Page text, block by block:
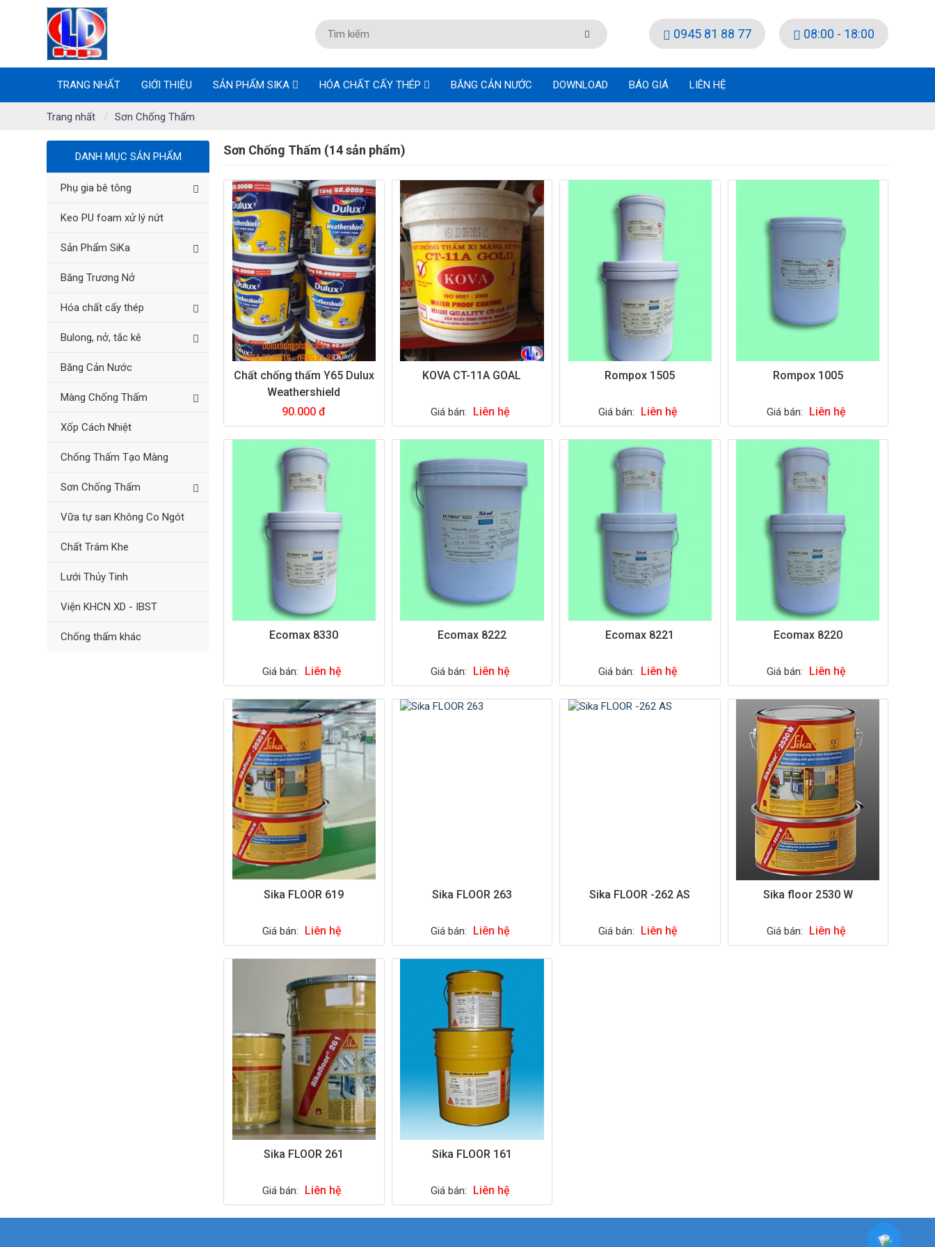
0945 81 88 77 08:00 - 18:00
TRANG NHẤT GIỚI THIỆU SẢN PHẨM SIKA HÓA CHẤT CẤY THÉP BĂNG CẢN NƯỚC DOWNLOAD BÁO GIÁ LIÊN HỆ
Trang nhất Sơn Chống Thấm
Sơn Chống Thấm (14 sản phẩm)
Chất chống thấm Y65 Dulux
Weathershield
90.000 đ
KOVA CT-11A GOAL
Giá bán: Liên hệ
Rompox 1505
Giá bán: Liên hệ
Rompox 1005
Giá bán: Liên hệ
Ecomax 8330
Giá bán: Liên hệ
Ecomax 8222
Giá bán: Liên hệ
Ecomax 8221
Giá bán: Liên hệ
Ecomax 8220
Giá bán: Liên hệ
Sika FLOOR 619
Giá bán: Liên hệ
Sika FLOOR 263
Giá bán: Liên hệ
Sika FLOOR -262 AS
Giá bán: Liên hệ
Sika floor 2530 W
Giá bán: Liên hệ
Sika FLOOR 261
Giá bán: Liên hệ
Sika FLOOR 161
Giá bán: Liên hệ
DANH MỤC SẢN PHẨM
Phụ gia bê tông
Keo PU foam xử lý nứt
Sản Phẩm SiKa
Băng Trương Nở
Hóa chất cấy thép
Bulong, nở, tắc kê
Băng Cản Nước
Màng Chống Thấm
Xốp Cách Nhiệt
Chống Thấm Tạo Màng
Sơn Chống Thấm
Vữa tự san Không Co Ngót
Chất Trám Khe
Lưới Thủy Tinh
Viện KHCN XD - IBST
Chống thấm khác